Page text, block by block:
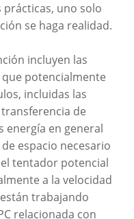
prácticas, uno solo
se haga realidad.
incluyen las
potencialmente
incluidas las
de
energía en general
espacio necesario
tentador potencial
a la velocidad
trabajando
relacionada con